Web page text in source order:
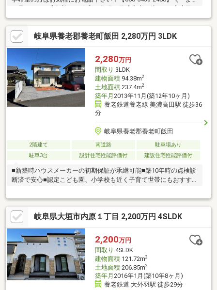
り一式リフォーム済み！◆太陽光パネル付き！◆２階に５部屋あ
り ５LDK＋収納豊富◆屋外とつながる収納スペースあり◆江東
小学校まで徒歩11分！◆258号線が近く大垣市街地のアクセス良
好◎
岐阜県養老郡養老町飯田 2,280万円 3LDK
2,280万円
間取り 3LDK
建物面積94.38m2
土地面積237.4m2
築年月 2013年11月(築12年10ヶ月)
養老鉄道養老線 美濃高田駅 徒歩36
分
岐阜県養老郡養老町飯田
2階建て 南道路
駐車場あり
駐車3台
設計住宅性能評価付 建設住宅性能評価付
■新築時ハウスメーカーの初期保証が承継可能■築10年時の点検診
断済で安心■認定こども園、小学校も近く子育て世帯にもおすす
めです■ゆとりのある広々とした敷地なので色々な使い方が可能□
百聞は一見に如かず、お気軽に内覧のお問合せをお待ちしており
ます♪
岐阜県大垣市内原１丁目 2,200万円 4SLDK
2,200万円
間取り 4SLDK
建物面積121.72m2
土地面積206.85m2
築年月 2016年1月(築10年8ヶ月)
養老鉄道 大外羽駅 徒歩29分